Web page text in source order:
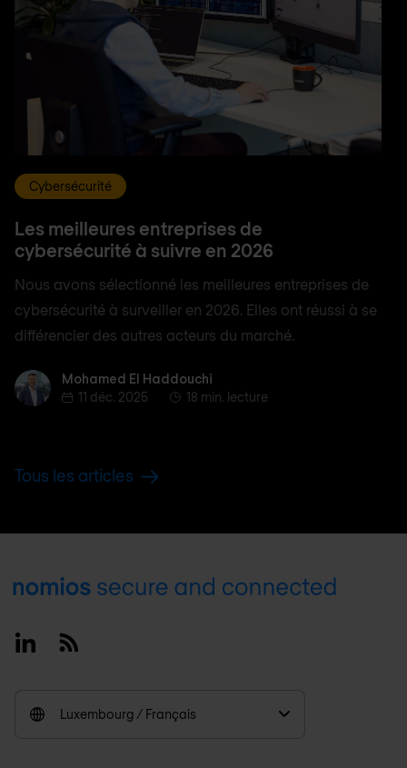
Cybersécurité
Les meilleures entreprises de
cybersécurité à suivre en 2026
Nous avons sélectionné les meilleures entreprises de
cybersécurité à surveiller en 2026. Elles ont réussi à se
différencier des autres acteurs du marché.
Mohamed El Haddouchi
Mohamed El Haddouchi
11 déc. 2025
18 min. lecture
Tous les articles
Footer
LinkedinRSS
Luxembourg / Français